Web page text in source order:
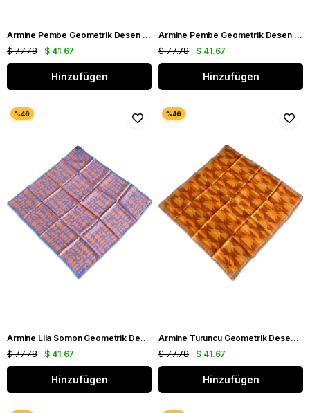
Armine Pembe Geometrik Desen Sura İpek Eşarp 9172 - 01
$ 41.67
$ 77.78
Hinzufügen
Armine Pembe Geometrik Desen Tivil İpek Eşarp 9172 - 01
$ 41.67
$ 77.78
Hinzufügen
Armine Lila Somon Geometrik Desen Sura İpek Eşarp 9174 - 03
$ 41.67
$ 77.78
Hinzufügen
Armine Turuncu Geometrik Desen Tivil İpek Eşarp 9169 - 05
$ 41.67
$ 77.78
Hinzufügen